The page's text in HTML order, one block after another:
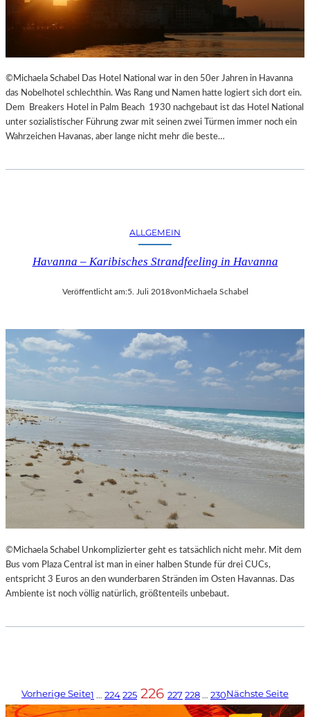
©Michaela Schabel Das Hotel National war in den 50er Jahren in Havanna
das Nobelhotel schlechthin. Was Rang und Namen hatte logiert sich dort ein.
Dem Breakers Hotel in Palm Beach 1930 nachgebaut ist das Hotel National
unter sozialistischer Führung zwar mit seinen zwei Türmen immer noch ein
Wahrzeichen Havanas, aber lange nicht mehr die beste…
ALLGEMEIN
Havanna – Karibisches Strandfeeling in Havanna
Veröffentlicht am:5. Juli 2018von Michaela Schabel
©Michaela Schabel Unkomplizierter geht es tatsächlich nicht mehr. Mit dem
Bus vom Plaza Central ist man in einer halben Stunde für drei CUCs,
entspricht 3 Euros an den wunderbaren Stränden im Osten Havannas. Das
Ambiente ist noch völlig natürlich, größtenteils unbebaut.
Vorherige Seite1 … 224225 226 227228… 230Nächste Seite